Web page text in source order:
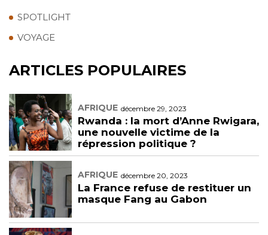
SPOTLIGHT
VOYAGE
ARTICLES POPULAIRES
AFRIQUE décembre 29, 2023
Rwanda : la mort d’Anne Rwigara,
une nouvelle victime de la
répression politique ?
AFRIQUE décembre 20, 2023
La France refuse de restituer un
masque Fang au Gabon